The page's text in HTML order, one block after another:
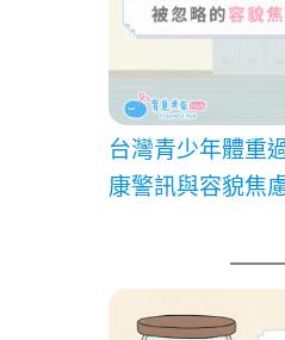
台灣青少年體重
康警訊與容貌焦